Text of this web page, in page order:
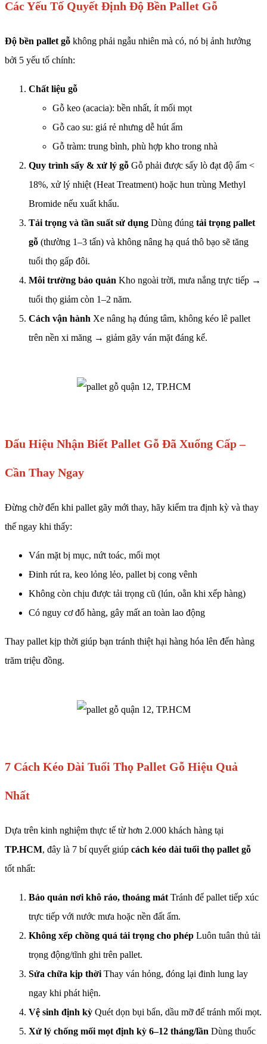
Các Yếu Tố Quyết Định Độ Bền Pallet Gỗ
Độ bền pallet gỗ không phải ngẫu nhiên mà có, nó bị ảnh hưởng
bởi 5 yếu tố chính:
Chất liệu gỗ
Gỗ keo (acacia): bền nhất, ít mối mọt
Gỗ cao su: giá rẻ nhưng dễ hút ẩm
Gỗ tràm: trung bình, phù hợp kho trong nhà
Quy trình sấy & xử lý gỗ Gỗ phải được sấy lò đạt độ ẩm <
18%, xử lý nhiệt (Heat Treatment) hoặc hun trùng Methyl
Bromide nếu xuất khẩu.
Tải trọng và tần suất sử dụng Dùng đúng tải trọng pallet
gỗ (thường 1–3 tấn) và không nâng hạ quá thô bạo sẽ tăng
tuổi thọ gấp đôi.
Môi trường bảo quản Kho ngoài trời, mưa nắng trực tiếp →
tuổi thọ giảm còn 1–2 năm.
Cách vận hành Xe nâng hạ đúng tâm, không kéo lê pallet
trên nền xi măng → giảm gãy ván mặt đáng kể.
Dấu Hiệu Nhận Biết Pallet Gỗ Đã Xuống Cấp –
Cần Thay Ngay
Đừng chờ đến khi pallet gãy mới thay, hãy kiểm tra định kỳ và thay
thế ngay khi thấy:
Ván mặt bị mục, nứt toác, mối mọt
Đinh rút ra, keo lỏng lẻo, pallet bị cong vênh
Không còn chịu được tải trọng cũ (lún, oằn khi xếp hàng)
Có nguy cơ đổ hàng, gây mất an toàn lao động
Thay pallet kịp thời giúp bạn tránh thiệt hại hàng hóa lên đến hàng
trăm triệu đồng.
7 Cách Kéo Dài Tuổi Thọ Pallet Gỗ Hiệu Quả
Nhất
Dựa trên kinh nghiệm thực tế từ hơn 2.000 khách hàng tại
TP.HCM, đây là 7 bí quyết giúp cách kéo dài tuổi thọ pallet gỗ
tốt nhất:
Bảo quản nơi khô ráo, thoáng mát Tránh để pallet tiếp xúc
trực tiếp với nước mưa hoặc nền đất ẩm.
Không xếp chồng quá tải trọng cho phép Luôn tuân thủ tải
trọng động/tĩnh ghi trên pallet.
Sửa chữa kịp thời Thay ván hỏng, đóng lại đinh lung lay
ngay khi phát hiện.
Vệ sinh định kỳ Quét dọn bụi bẩn, dầu mỡ để tránh mối mọt.
Xử lý chống mối mọt định kỳ 6–12 tháng/lần Dùng thuốc